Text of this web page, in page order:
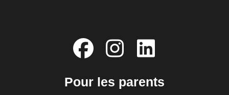
Pour les parents